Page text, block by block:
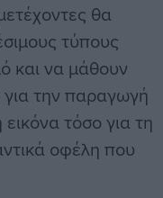
θα
τύπους
και να μάθουν
την παραγωγή
τόσο για τη
οφέλη που